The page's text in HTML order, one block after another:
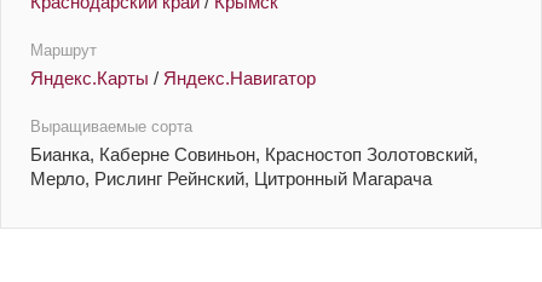
Маршрут
Яндекс.Карты / Яндекс.Навигатор
Выращиваемые сорта
Бианка, Каберне Совиньон, Красностоп Золотовский,
Мерло, Рислинг Рейнский, Цитронный Магарача